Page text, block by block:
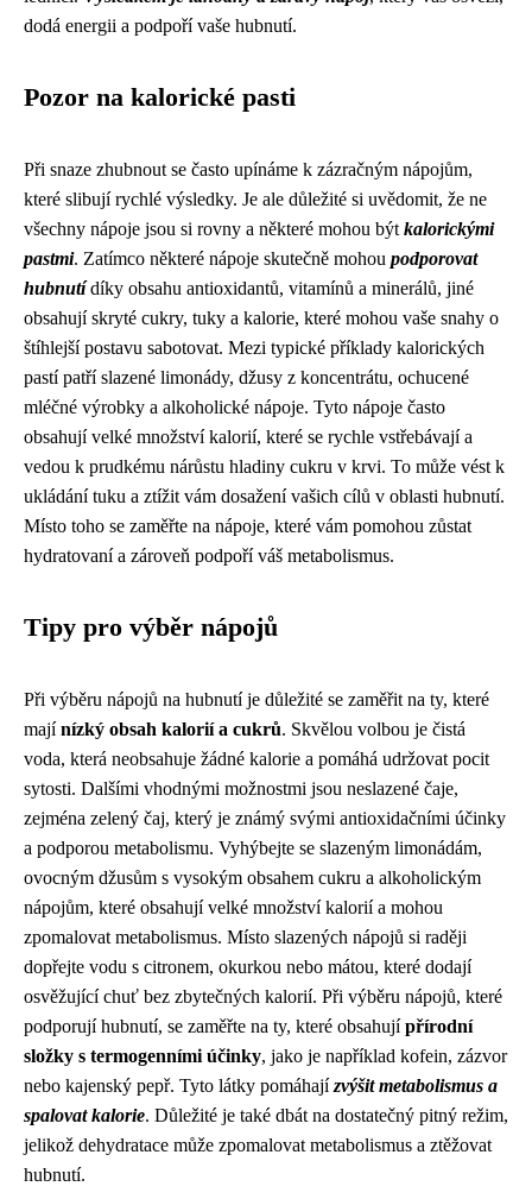
dodá energii a podpoří vaše hubnutí.
Pozor na kalorické pasti
Při snaze zhubnout se často upínáme k zázračným nápojům,
které slibují rychlé výsledky. Je ale důležité si uvědomit, že ne
všechny nápoje jsou si rovny a některé mohou být kalorickými
pastmi. Zatímco některé nápoje skutečně mohou podporovat
hubnutídíky obsahu antioxidantů, vitamínů a minerálů, jiné
obsahují skryté cukry, tuky a kalorie, které mohou vaše snahy o
štíhlejší postavu sabotovat. Mezi typické příklady kalorických
pastí patří slazené limonády, džusy z koncentrátu, ochucené
mléčné výrobky a alkoholické nápoje. Tyto nápoje často
obsahují velké množství kalorií, které se rychle vstřebávají a
vedou k prudkému nárůstu hladiny cukru v krvi. To může vést k
ukládání tuku a ztížit vám dosažení vašich cílů v oblasti hubnutí.
Místo toho se zaměřte na nápoje, které vám pomohou zůstat
hydratovaní a zároveň podpoří váš metabolismus.
Tipy pro výběr nápojů
Při výběru nápojů na hubnutí je důležité se zaměřit na ty, které
majínízký obsah kalorií a cukrů. Skvělou volbou je čistá
voda, která neobsahuje žádné kalorie a pomáhá udržovat pocit
sytosti. Dalšími vhodnými možnostmi jsou neslazené čaje,
zejména zelený čaj, který je známý svými antioxidačními účinky
a podporou metabolismu. Vyhýbejte se slazeným limonádám,
ovocným džusům s vysokým obsahem cukru a alkoholickým
nápojům, které obsahují velké množství kalorií a mohou
zpomalovat metabolismus. Místo slazených nápojů si raději
dopřejte vodu s citronem, okurkou nebo mátou, které dodají
osvěžující chuť bez zbytečných kalorií. Při výběru nápojů, které
podporují hubnutí, se zaměřte na ty, které obsahujípřírodní
složky s termogenními účinky, jako je například kofein, zázvor
nebo kajenský pepř. Tyto látky pomáhajízvýšit metabolismus a
spalovat kalorie. Důležité je také dbát na dostatečný pitný režim,
jelikož dehydratace může zpomalovat metabolismus a ztěžovat
hubnutí.